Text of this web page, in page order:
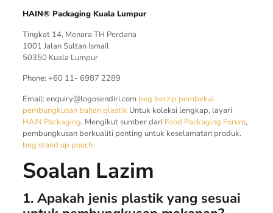
HAIN® Packaging Kuala Lumpur
Tingkat 14, Menara TH Perdana
1001 Jalan Sultan Ismail
50350 Kuala Lumpur
Phone: +60 11- 6987 2289
Email: enquiry@logosendiri.com beg berzip pembekal
pembungkusan bahan plastikUntuk koleksi lengkap, layari
HAIN Packaging. Mengikut sumber dari Food Packaging Forum,
pembungkusan berkualiti penting untuk keselamatan produk.
beg stand up pouch
Soalan Lazim
1. Apakah jenis plastik yang sesuai